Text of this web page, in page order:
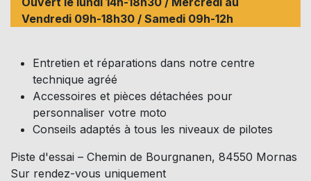
Vendredi 09h-18h30 / Samedi 09h-12h
Entretien et réparations dans notre centre
technique agréé
Accessoires et pièces détachées pour
personnaliser votre moto
Conseils adaptés à tous les niveaux de pilotes
Piste d'essai – Chemin de Bourgnanen, 84550 Mornas
Sur rendez-vous uniquement